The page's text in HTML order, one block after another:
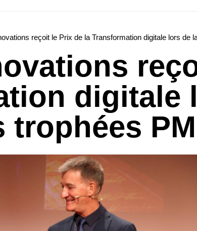
reçoit le Prix de la Transformation digitale lors de
digitale